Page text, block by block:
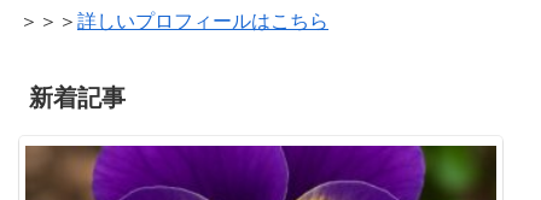
＞＞＞ 詳しいプロフィールはこちら
新着記事